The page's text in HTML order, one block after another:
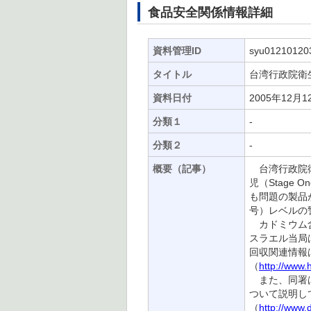
食品安全関係情報詳細
資料管理ID
タイトル 台湾行政院
資料日付 2005年12月
分類１ -
分類２ -
概要（記事）
台湾行政院
児（Stage
も問題の製
号）レベルの
カドミウム
スラエル当
回収関連情
（ http://
また、同署
ついて説明し
（ http://